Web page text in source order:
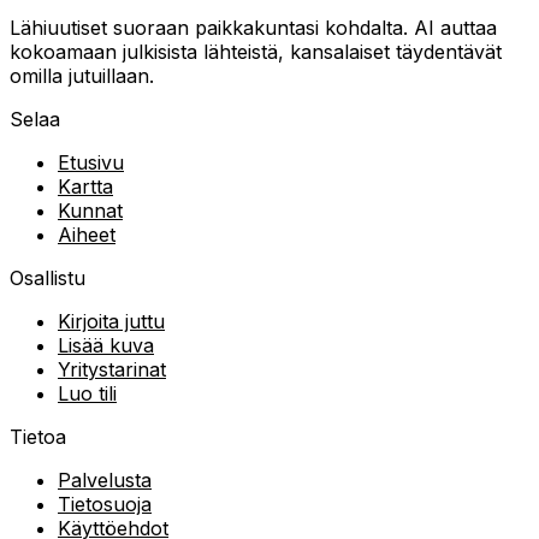
Lähiuutiset suoraan paikkakuntasi kohdalta. AI auttaa
kokoamaan julkisista lähteistä, kansalaiset täydentävät
omilla jutuillaan.
Selaa
Etusivu
Kartta
Kunnat
Aiheet
Osallistu
Kirjoita juttu
Lisää kuva
Yritystarinat
Luo tili
Tietoa
Palvelusta
Tietosuoja
Käyttöehdot